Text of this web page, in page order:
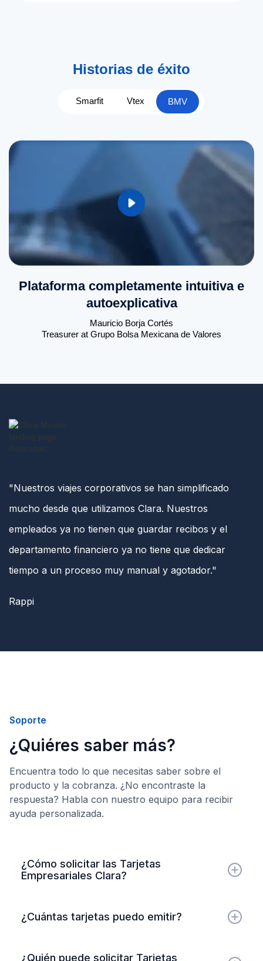
Historias de éxito
Smarfit Vtex BMV
Plataforma completamente intuitiva e
autoexplicativa
Mauricio Borja Cortés
Treasurer at Grupo Bolsa Mexicana de Valores
"Nuestros viajes corporativos se han simplificado
mucho desde que utilizamos Clara. Nuestros
empleados ya no tienen que guardar recibos y el
departamento financiero ya no tiene que dedicar
tiempo a un proceso muy manual y agotador."
Rappi
Soporte
¿Quiéres saber más?
Encuentra todo lo que necesitas saber sobre el
producto y la cobranza. ¿No encontraste la
respuesta? Habla con nuestro equipo para recibir
ayuda personalizada.
¿Cómo solicitar las Tarjetas
Empresariales Clara?
formulario en esta página. ¡Una vez que
completes el registro con la información de tu
¿Cuántas tarjetas puedo emitir?
quieras, incluso más de una por colaborador.
¿Quién puede solicitar Tarjetas